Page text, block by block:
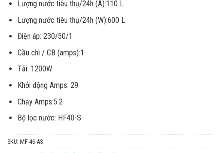
Lượng nước tiêu thụ/24h (A):110 L
Lượng nước tiêu thụ/24h (W):600 L
Điện áp: 230/50/1
Cầu chì / CB (amps):1
Tải: 1200W
Khởi động Amps: 29
Chạy Amps:5.2
Bộ lọc nước: HF40-S
SKU: MF-46-AS